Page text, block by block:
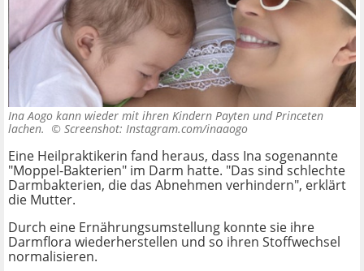
Ina Aogo kann wieder mit ihren Kindern Payten und Princeten
lachen. © Screenshot: Instagram.com/inaaogo
Eine Heilpraktikerin fand heraus, dass Ina sogenannte
"Moppel-Bakterien" im Darm hatte. "Das sind schlechte
Darmbakterien, die das Abnehmen verhindern", erklärt
die Mutter.
Durch eine Ernährungsumstellung konnte sie ihre
Darmflora wiederherstellen und so ihren Stoffwechsel
normalisieren.